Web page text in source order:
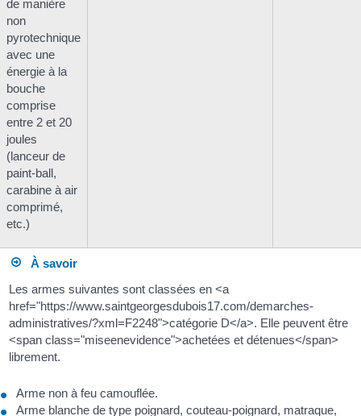
de manière
non
pyrotechnique
avec une
énergie à la
bouche
comprise
entre 2 et 20
joules
(lanceur de
paint-ball,
carabine à air
comprimé,
etc.)
À savoir
Les armes suivantes sont classées en <a
href="https://www.saintgeorgesdubois17.com/demarches-
administratives/?xml=F2248">catégorie D</a>. Elle peuvent être
<span class="miseenevidence">achetées et détenues</span>
librement.
Arme non à feu camouflée.
Arme blanche de type poignard, couteau-poignard, matraque,